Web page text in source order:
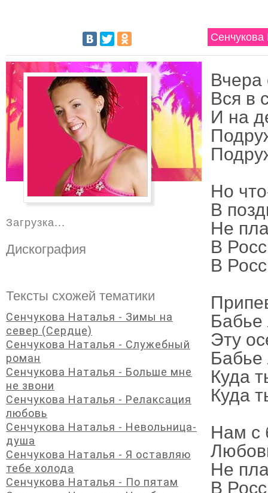
Сенчукова
Вчера
Вся в
И на
Но
В
Не
В
В
Бабье
Эту
Бабье
Куда
Куда
Нам с
Не
В
Загрузка...
Дискография
Тексты схожей тематики
Сенчукова Наталья - Зимы на
север (Сердце)
Сенчукова Наталья - Служебный
роман
Сенчукова Наталья - Больше мне
не звони
Сенчукова Наталья - Релаксация
любовь
Сенчукова Наталья - Невольница-
душа
Сенчукова Наталья - Я оставляю
тебе холода
Сенчукова Наталья - По пятам